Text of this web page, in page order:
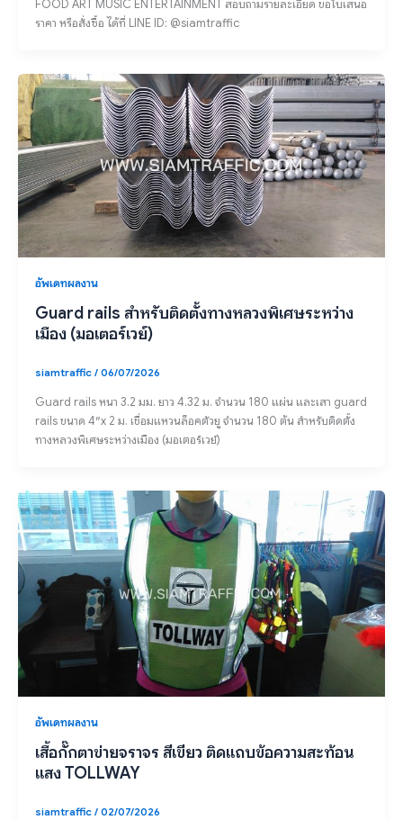
FOOD ART MUSIC ENTERTAINMENT สอบถามรายละเอียด ขอใบเสนอ
ราคา หรือสั่งซื้อ ได้ที่ LINE ID: @siamtraffic
อัพเดทผลงาน
Guard rails สำหรับติดตั้งทางหลวงพิเศษระหว่าง
เมือง (มอเตอร์เวย์)
siamtraffic/06/07/2026
Guard rails หนา 3.2 มม. ยาว 4.32 ม. จำนวน 180 แผ่น และเสา guard
rails ขนาด 4″x 2 ม. เชื่อมแหวนล็อคตัวยู จำนวน 180 ต้น สำหรับติดตั้ง
ทางหลวงพิเศษระหว่างเมือง (มอเตอร์เวย์)
อัพเดทผลงาน
เสื้อกั๊กตาข่ายจราจร สีเขียว ติดแถบข้อความสะท้อน
แสง TOLLWAY
siamtraffic/02/07/2026